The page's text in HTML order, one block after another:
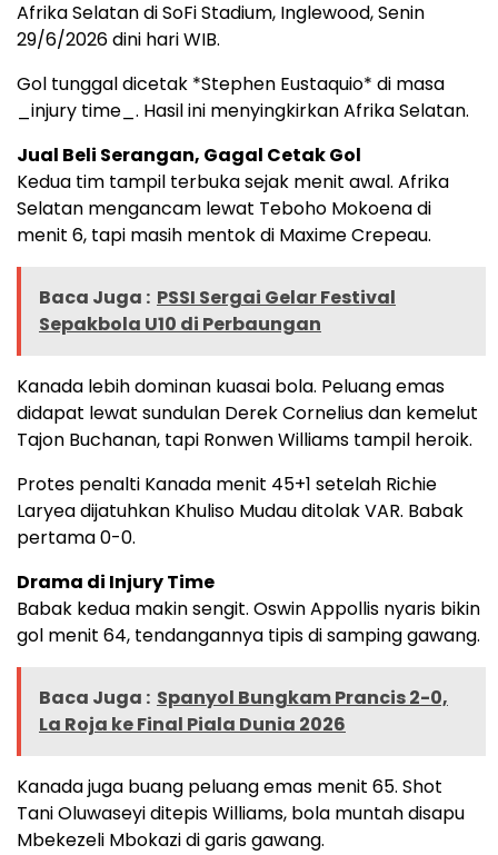
Afrika Selatan di SoFi Stadium, Inglewood, Senin
29/6/2026 dini hari WIB.
Gol tunggal dicetak *Stephen Eustaquio* di masa
_injury time_. Hasil ini menyingkirkan Afrika Selatan.
Jual Beli Serangan, Gagal Cetak Gol
Kedua tim tampil terbuka sejak menit awal. Afrika
Selatan mengancam lewat Teboho Mokoena di
menit 6, tapi masih mentok di Maxime Crepeau.
Baca Juga : PSSI Sergai Gelar Festival
Sepakbola U10 di Perbaungan
Kanada lebih dominan kuasai bola. Peluang emas
didapat lewat sundulan Derek Cornelius dan kemelut
Tajon Buchanan, tapi Ronwen Williams tampil heroik.
Protes penalti Kanada menit 45+1 setelah Richie
Laryea dijatuhkan Khuliso Mudau ditolak VAR. Babak
pertama 0-0.
Drama di Injury Time
Babak kedua makin sengit. Oswin Appollis nyaris bikin
gol menit 64, tendangannya tipis di samping gawang.
Baca Juga : Spanyol Bungkam Prancis 2-0,
La Roja ke Final Piala Dunia 2026
Kanada juga buang peluang emas menit 65. Shot
Tani Oluwaseyi ditepis Williams, bola muntah disapu
Mbekezeli Mbokazi di garis gawang.